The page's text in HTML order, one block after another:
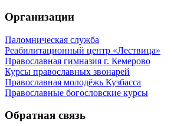
Организации
Паломническая служба
Реабилитационный центр «Лествица»
Православная гимназия г. Кемерово
Курсы православных звонарей
Православная молодёжь Кузбасса
Православные богословские курсы
Обратная связь